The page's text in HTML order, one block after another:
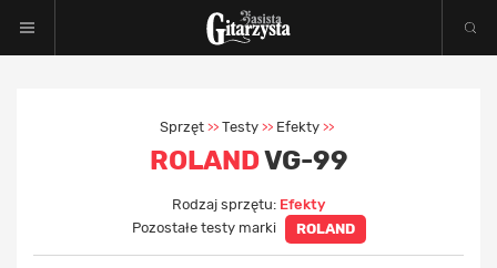
Sprzęt >> Testy >> Efekty >>
ROLANDVG-99
Rodzaj sprzętu: Efekty
Pozostałe testy marki
ROLAND